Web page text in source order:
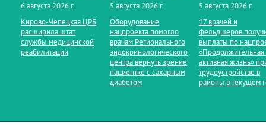
6 августа 2026 г.
Кирово‑Чепецкая ЦРБ
расширила штат
службы медицинской
реабилитации
5 августа 2026 г.
Оборудование
нацпроекта помогло
врачам Регионального
эндокринологического
центра вернуть зрение
пациентке с сахарным
диабетом
5 августа 2026 г.
17 врачей и
фельдшеров
выплаты по
«Продолжительная
активная жизнь»
трудоустройстве в
районы в текущем